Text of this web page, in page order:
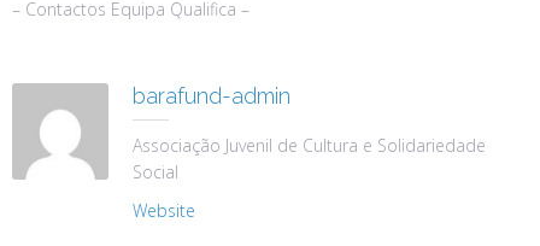
– Contactos Equipa Qualifica –
barafund-admin
Associação Juvenil de Cultura e Solidariedade
Social
Website